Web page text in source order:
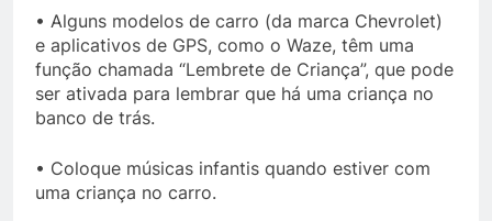
• Alguns modelos de carro (da marca Chevrolet)
e aplicativos de GPS, como o Waze, têm uma
função chamada “Lembrete de Criança”, que pode
ser ativada para lembrar que há uma criança no
banco de trás.
• Coloque músicas infantis quando estiver com
uma criança no carro.